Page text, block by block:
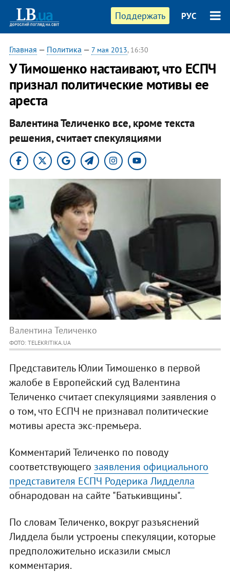
Поддержать РУС
Главная — Политика — 7 мая 2013, 16:30
У Тимошенко настаивают, что ЕСПЧ
признал политические мотивы ее
ареста
Валентина Теличенко все, кроме текста
решения, считает спекуляциями
Валентина Теличенко
ФОТО: TELEKRITIKA.UA
Представитель Юлии Тимошенко в первой
жалобе в Европейский суд Валентина
Теличенко считает спекуляциями заявления о
о том, что ЕСПЧ не признавал политические
мотивы ареста экс-премьера.
Комментарий Теличенко по поводу
соответствующего заявления официального
представителя ЕСПЧ Родерика Лидделла
обнародован на сайте "Батькивщины".
По словам Теличенко, вокруг разъяснений
Лиддела были устроены спекуляции, которые
предположительно исказили смысл
комментария.